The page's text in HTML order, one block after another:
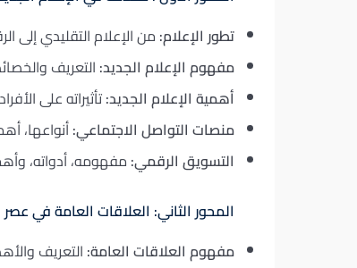
تطور الإعلام: من الإعلام التقليدي إلى
مفهوم الإعلام الجديد:التعريف
أهمية الإعلام الجديد:تأثيراته على
منصات التواصل الاجتماعي:أنواعها،
التسويق الرقمي: مفهومه، أدواته،
المحور الثاني: العلاقات العامة في عصر
مفهوم العلاقات العامة: التعريف